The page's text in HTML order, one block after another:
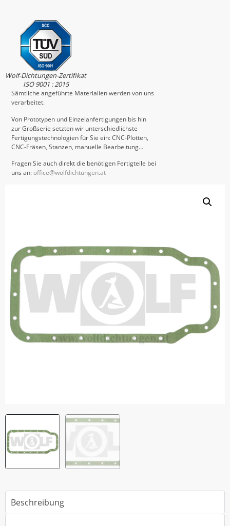
Wolf-Dichtungen-Zertifikat
ISO 9001 : 2015
Sämtliche angeführte Materialien werden von uns
verarbeitet.
Von Prototypen und Einzelanfertigungen bis hin
zur Großserie setzten wir unterschiedlichste
Fertigungstechnologien für Sie ein: CNC-Plotten,
CNC-Fräsen, Stanzen, manuelle Bearbeitung…
Fragen Sie auch direkt die benötigen Fertigteile bei
uns an:office@wolfdichtungen.at
Beschreibung